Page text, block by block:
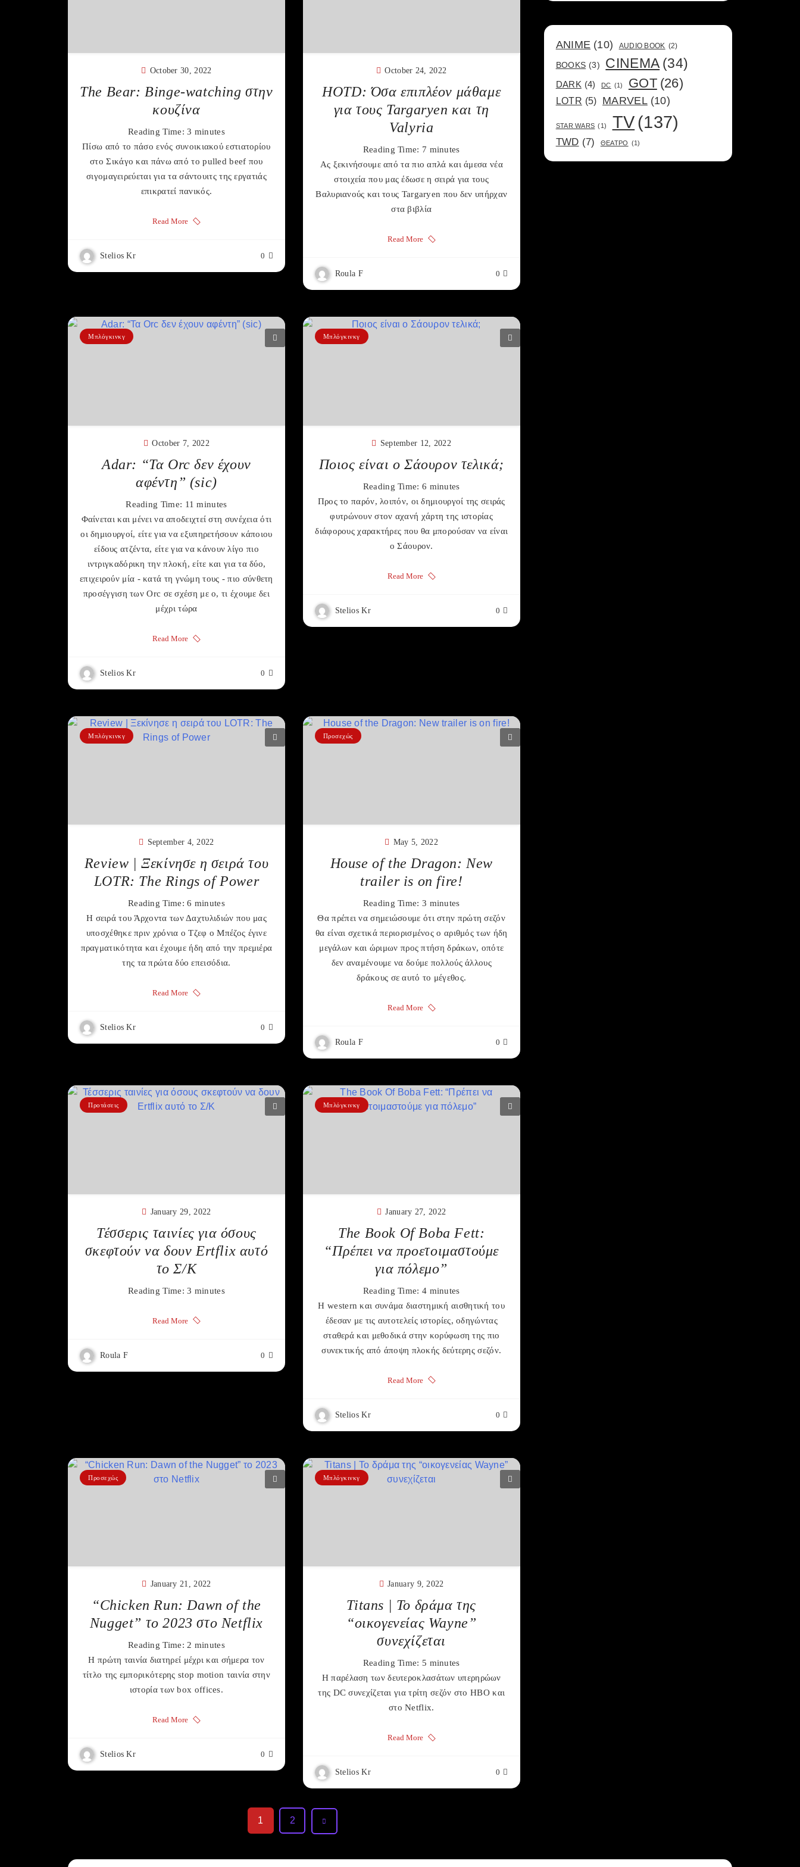
October 30, 2022
The Bear: Binge-watching στην
κουζίνα
Reading Time:3 minutes
Πίσω από το πάσο ενός συνοικιακού εστιατορίου
στο Σικάγο και πάνω από το pulled beef που
σιγομαγειρεύεται για τα σάντουιτς της εργατιάς
επικρατεί πανικός.
Read More
Stelios Kr 0
October 24, 2022
HOTD: Όσα επιπλέον μάθαμε
για τους Targaryen και τη
Valyria
Reading Time: 7 minutes
Ας ξεκινήσουμε από τα πιο απλά και άμεσα νέα
στοιχεία που μας έδωσε η σειρά για τους
Βαλυριανούς και τους Targaryen που δεν υπήρχαν
στα βιβλία
Read More
Roula F 0
Μπλόγκινκγ
October 7, 2022
Adar: “Τα Orc δεν έχουν
αφέντη” (sic)
Reading Time: 11 minutes
Φαίνεται και μένει να αποδειχτεί στη συνέχεια ότι
οι δημιουργοί, είτε για να εξυπηρετήσουν κάποιου
είδους ατζέντα, είτε για να κάνουν λίγο πιο
ιντριγκαδόρικη την πλοκή, είτε και για τα δύο,
επιχειρούν μία - κατά τη γνώμη τους - πιο σύνθετη
προσέγγιση των Orc σε σχέση με ο, τι έχουμε δει
μέχρι τώρα
Read More
Stelios Kr 0
Μπλόγκινκγ
September 12, 2022
Ποιος είναι ο Σάουρον τελικά;
Reading Time: 6 minutes
Προς το παρόν, λοιπόν, οι δημιουργοί της σειράς
φυτρώνουν στον αχανή χάρτη της ιστορίας
διάφορους χαρακτήρες που θα μπορούσαν να είναι
ο Σάουρον.
Read More
Stelios Kr 0
Μπλόγκινκγ
September 4, 2022
Review | Ξεκίνησε η σειρά του
LOTR: The Rings of Power
Reading Time:6 minutes
Η σειρά του Άρχοντα των Δαχτυλιδιών που μας
υποσχέθηκε πριν χρόνια ο Τζεφ ο Μπέζος έγινε
πραγματικότητα και έχουμε ήδη από την πρεμιέρα
της τα πρώτα δύο επεισόδια.
Read More
Stelios Kr 0
Προσεχώς
May 5, 2022
House of the Dragon: New
trailer is on fire!
Reading Time: 3 minutes
Θα πρέπει να σημειώσουμε ότι στην πρώτη σεζόν
θα είναι σχετικά περιορισμένος ο αριθμός των ήδη
μεγάλων και ώριμων προς πτήση δράκων, οπότε
δεν αναμένουμε να δούμε πολλούς άλλους
δράκους σε αυτό το μέγεθος.
Read More
Roula F 0
Προτάσεις
January 29, 2022
Τέσσερις ταινίες για όσους
σκεφτούν να δουν Ertflix αυτό
το Σ/Κ
Reading Time:3 minutes
Read More
Roula F 0
Μπλόγκινκγ
January 27, 2022
The Book Of Boba Fett:
“Πρέπει να προετοιμαστούμε
για πόλεμο”
Reading Time: 4 minutes
Η western και συνάμα διαστημική αισθητική του
έδεσαν με τις αυτοτελείς ιστορίες, οδηγώντας
σταθερά και μεθοδικά στην κορύφωση της πιο
συνεκτικής από άποψη πλοκής δεύτερης σεζόν.
Read More
Stelios Kr 0
Προσεχώς
January 21, 2022
“Chicken Run: Dawn of the
Nugget” το 2023 στο Netflix
Reading Time: 2 minutes
Η πρώτη ταινία διατηρεί μέχρι και σήμερα τον
τίτλο της εμπορικότερης stop motion ταινία στην
ιστορία των box offices.
Read More
Stelios Kr 0
Μπλόγκινκγ
January 9, 2022
Titans | Το δράμα της
“οικογενείας Wayne”
συνεχίζεται
Reading Time: 5 minutes
Η παρέλαση των δευτεροκλασάτων υπερηρώων
της DC συνεχίζεται για τρίτη σεζόν στο HBO και
στο Netflix.
Read More
Stelios Kr 0
1 2
ANIME (10) AUDIO BOOK (2)
BOOKS (3) CINEMA (34)
DARK (4) DC (1) GOT (26)
LOTR (5) MARVEL (10)
STAR WARS (1) TV(137)
TWD (7) ΘΕΑΤΡΟ (1)